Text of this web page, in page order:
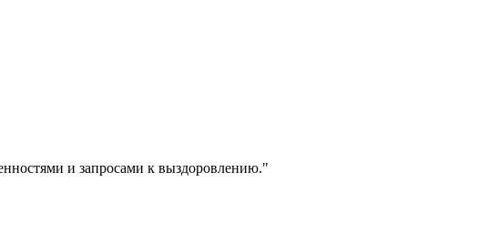
и запросами к выздоровлению."